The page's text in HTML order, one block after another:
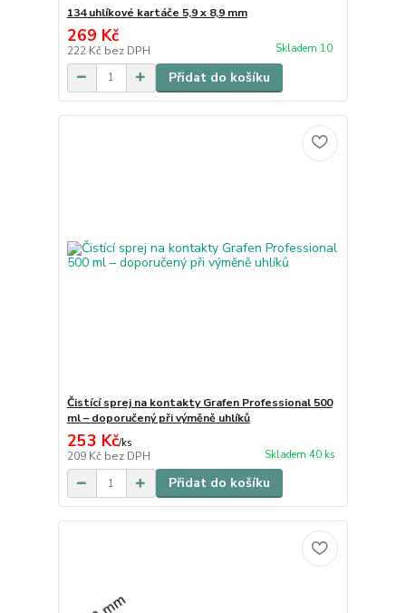
134 uhlíkové kartáče 5,9 x 8,9 mm
269 Kč
222 Kč bez DPH Skladem 10
Přidat do košíku
Čistící sprej na kontakty Grafen Professional 500
ml – doporučený při výměně uhlíků
253 Kč/ks
209 Kč bez DPH Skladem 40 ks
Přidat do košíku